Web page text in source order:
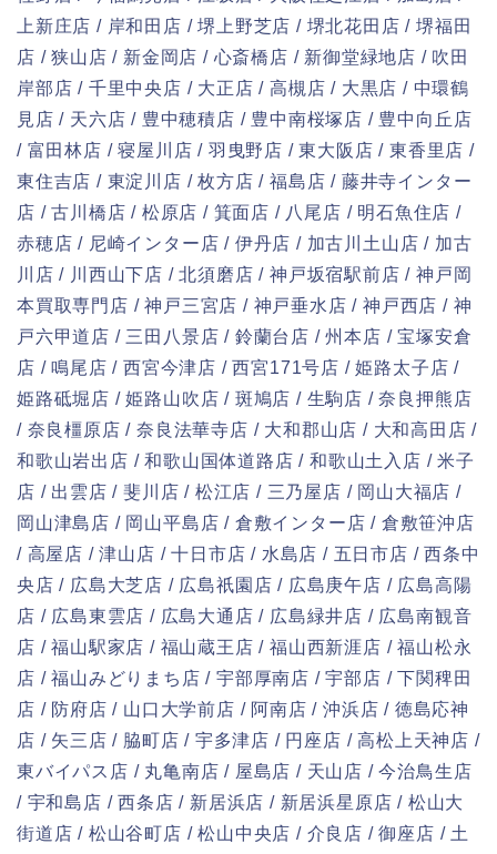
上新庄店 / 岸和田店 / 堺上野芝店 / 堺北花田店 / 堺福田
店 / 狭山店 / 新金岡店 / 心斎橋店 / 新御堂緑地店 / 吹田
岸部店 / 千里中央店 / 大正店 / 高槻店 / 大黒店 / 中環鶴
見店 / 天六店 / 豊中穂積店 / 豊中南桜塚店 / 豊中向丘店
/ 富田林店 / 寝屋川店 / 羽曳野店 / 東大阪店 / 東香里店 /
東住吉店 / 東淀川店 / 枚方店 / 福島店 / 藤井寺インター
店 / 古川橋店 / 松原店 / 箕面店 / 八尾店 / 明石魚住店 /
赤穂店 / 尼崎インター店 / 伊丹店 / 加古川土山店 / 加古
川店 / 川西山下店 / 北須磨店 / 神戸坂宿駅前店 / 神戸岡
本買取専門店 / 神戸三宮店 / 神戸垂水店 / 神戸西店 / 神
戸六甲道店 / 三田八景店 / 鈴蘭台店 / 州本店 / 宝塚安倉
店 / 鳴尾店 / 西宮今津店 / 西宮171号店 / 姫路太子店 /
姫路砥堀店 / 姫路山吹店 / 斑鳩店 / 生駒店 / 奈良押熊店
/ 奈良橿原店 / 奈良法華寺店 / 大和郡山店 / 大和高田店 /
和歌山岩出店 / 和歌山国体道路店 / 和歌山土入店 / 米子
店 / 出雲店 / 斐川店 / 松江店 / 三乃屋店 / 岡山大福店 /
岡山津島店 / 岡山平島店 / 倉敷インター店 / 倉敷笹沖店
/ 高屋店 / 津山店 / 十日市店 / 水島店 / 五日市店 / 西条中
央店 / 広島大芝店 / 広島祇園店 / 広島庚午店 / 広島高陽
店 / 広島東雲店 / 広島大通店 / 広島緑井店 / 広島南観音
店 / 福山駅家店 / 福山蔵王店 / 福山西新涯店 / 福山松永
店 / 福山みどりまち店 / 宇部厚南店 / 宇部店 / 下関稗田
店 / 防府店 / 山口大学前店 / 阿南店 / 沖浜店 / 徳島応神
店 / 矢三店 / 脇町店 / 宇多津店 / 円座店 / 高松上天神店 /
東バイパス店 / 丸亀南店 / 屋島店 / 天山店 / 今治鳥生店
/ 宇和島店 / 西条店 / 新居浜店 / 新居浜星原店 / 松山大
街道店 / 松山谷町店 / 松山中央店 / 介良店 / 御座店 / 土